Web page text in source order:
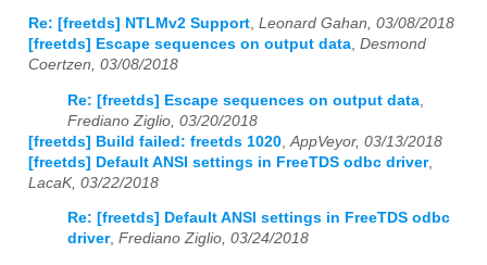
Re: [freetds] NTLMv2 Support Leonard Gahan, 03/08/2018
[freetds] Escape sequences on output data Desmond
Coertzen, 03/08/2018
Re: [freetds] Escape sequences on output data
Frediano Ziglio, 03/20/2018
[freetds] Build failed: freetds 1020 AppVeyor, 03/13/2018
[freetds] Default ANSI settings in FreeTDS odbc driver,
LacaK, 03/22/2018
Re: [freetds] Default ANSI settings in FreeTDS odbc
driver, Frediano Ziglio, 03/24/2018